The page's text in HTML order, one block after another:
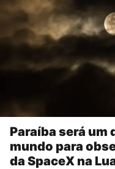
Paraíba será um
mundo para
da SpaceX na